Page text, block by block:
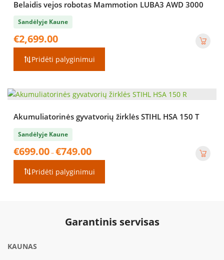
Belaidis vejos robotas Mammotion LUBA3 AWD 3000
Sandėlyje Kaune
€2,699.00
Pridėti palyginimui
Akumuliatorinės gyvatvorių žirklės STIHL HSA 150 T
Sandėlyje Kaune
€699.00–€749.00
€699.00
through
Pridėti palyginimui
Garantinis servisas
KAUNAS